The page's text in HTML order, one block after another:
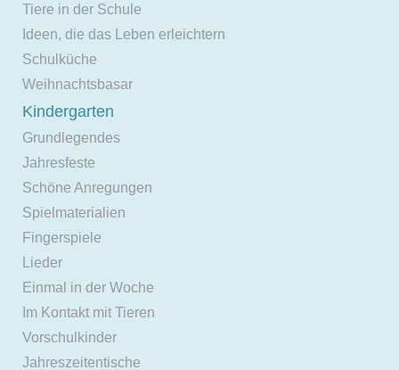
Tiere in der Schule
Ideen, die das Leben erleichtern
Schulküche
Weihnachtsbasar
Kindergarten
Grundlegendes
Jahresfeste
Schöne Anregungen
Spielmaterialien
Fingerspiele
Lieder
Einmal in der Woche
Im Kontakt mit Tieren
Vorschulkinder
Jahreszeitentische